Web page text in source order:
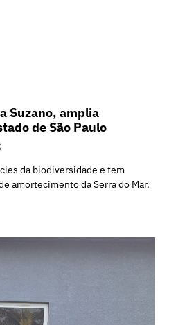
Suzano, amplia
de São Paulo
da biodiversidade e tem
amortecimento da Serra do Mar.